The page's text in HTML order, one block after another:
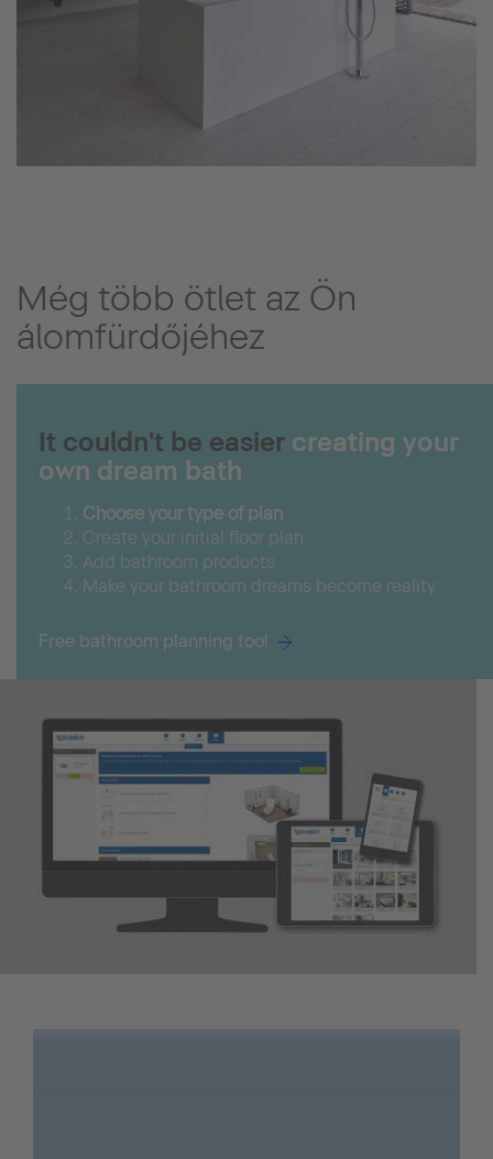
Még több ötlet az Ön
álomfürdőjéhez
It couldn't be easier creating your
own dream bath
Choose your type of plan
Create your initial floor plan
Add bathroom products
Make your bathroom dreams become reality
Free bathroom planning tool